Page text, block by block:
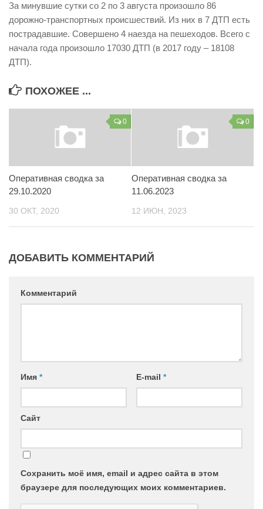
Уголок гражданской обороны
Пресс-центр
Конкурсы
Фотогалерея
Контакты
За минувшие сутки со 2 по 3 августа произошло 86
дорожно-транспортных происшествий. Из них в 7 ДТП есть
пострадавшие. Совершено 4 наезда на пешеходов. Всего с
начала года произошло 17030 ДТП (в 2017 году – 18108
ДТП).
ПОХОЖЕЕ ...
0
Оперативная сводка за
29.10.2020
30 ОКТ, 2020
0
Оперативная сводка за
11.06.2023
12 ИЮН, 2023
ДОБАВИТЬ КОММЕНТАРИЙ
Комментарий
Имя * E-mail *
Сайт
Сохранить моё имя, email и адрес сайта в этом
браузере для последующих моих комментариев.